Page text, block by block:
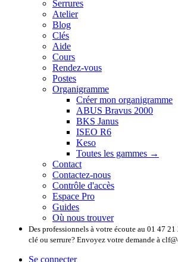
Serrures
Atelier
Blog
Clés
Aide
Cours
Rendez-vous
Postes
Organigramme
Créer mon organigramme
ABUS Bravus 2000
BKS Janus
ISEO R6
Keso
Toutes les gammes →
Contact
Contactez-nous
Contrôle d'accès
Espace Pro
Guides
Où nous trouver
Des professionnels à votre écoute au 01 47
clé ou serrure? Envoyez votre demande à
Se connecter